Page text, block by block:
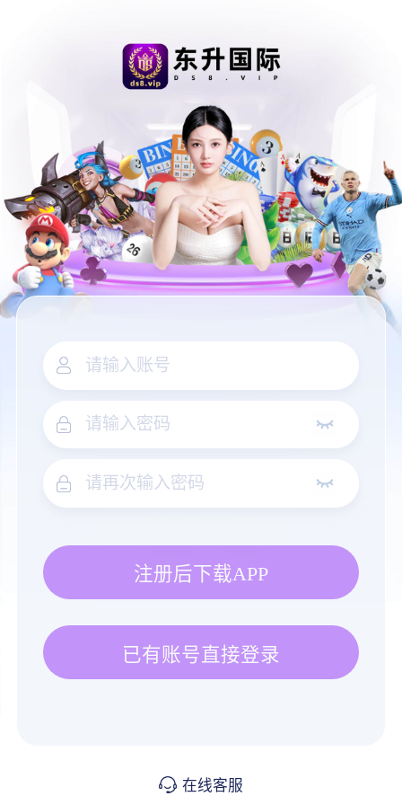
注册后下载APP
已有账号直接登录
在线客服